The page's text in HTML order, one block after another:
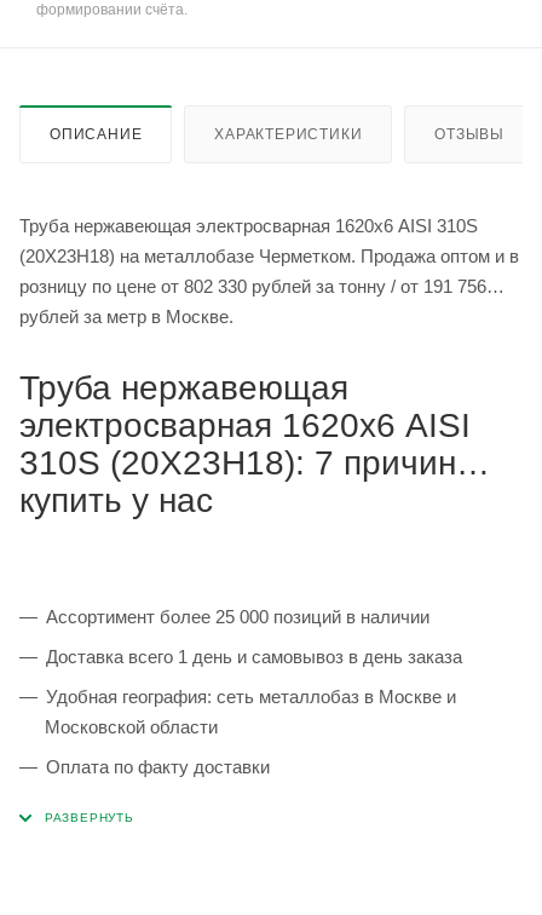
формировании счёта.
ОПИСАНИЕ ХАРАКТЕРИСТИКИ ОТЗЫВЫ
Труба нержавеющая электросварная 1620х6 AISI 310S
(20Х23Н18) на металлобазе Черметком. Продажа оптом и в
розницу по цене от 802 330 рублей за тонну / от 191 756
рублей за метр в Москве.
Труба нержавеющая
электросварная 1620х6 AISI
310S (20Х23Н18): 7 причин
купить у нас
Ассортимент более 25 000 позиций в наличии
Доставка всего 1 день и самовывоз в день заказа
Удобная география: сеть металлобаз в Москве и
Московской области
Оплата по факту доставки